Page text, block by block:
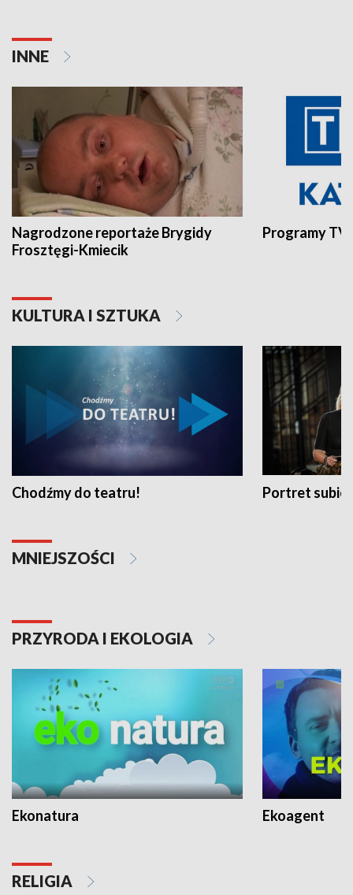
INNE
Nagrodzone reportaże Brygidy
Frosztęgi-Kmiecik
Programy
KULTURA I SZTUKA
Chodźmy do teatru! Portret
MNIEJSZOŚCI
PRZYRODA I EKOLOGIA
Ekonatura Ekoagent
RELIGIA